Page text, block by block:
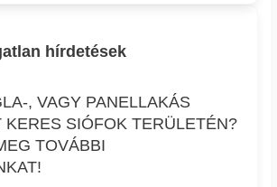
hírdetések
, VAGY PANELLAKÁS
KERES SIÓFOK TERÜLETÉN?
TOVÁBBI